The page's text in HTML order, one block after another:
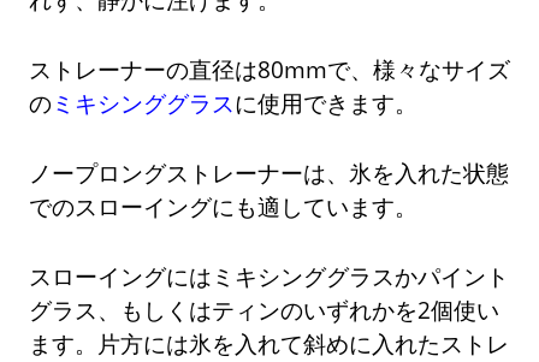
ストレーナーの直径は80mmで、様々なサイズ
のミキシンググラスに使用できます。
ノープロングストレーナーは、氷を入れた状態
でのスローイングにも適しています。
スローイングにはミキシンググラスかパイント
グラス、もしくはティンのいずれかを2個使い
ます。片方には氷を入れて斜めに入れたストレ